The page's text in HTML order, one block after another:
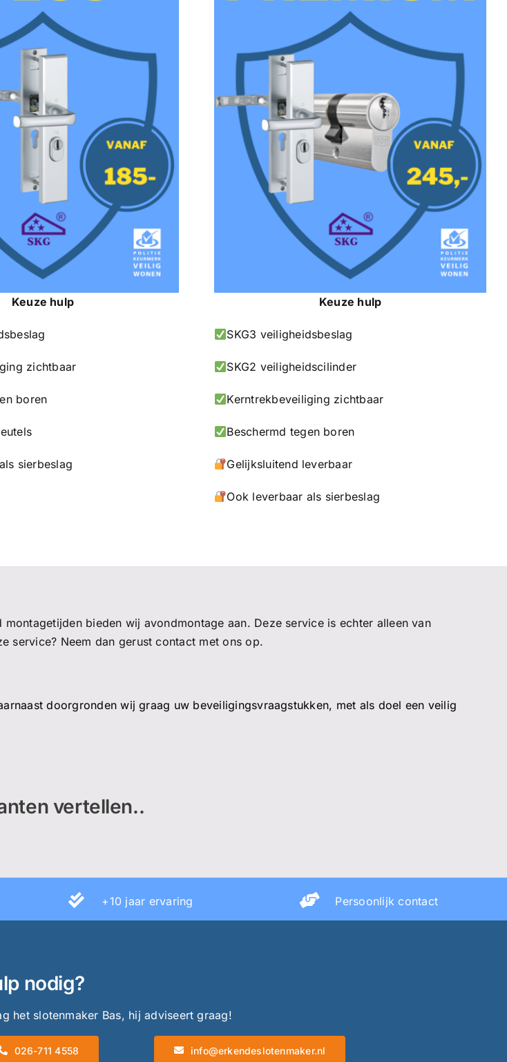
Keuze hulp
zichtbaar
boren
sierbeslag
Keuze hulp
SKG3 veiligheidsbeslag
SKG2 veiligheidscilinder
Kerntrekbeveiliging zichtbaar
Beschermd tegen boren
Gelijksluitend leverbaar
Ook leverbaar als sierbeslag
bieden wij avondmontage aan. Deze service is echter alleen van
service? Neem dan gerust contact met ons op.
doorgronden wij graag uw beveiligingsvraagstukken, met als doel een veilig
vertellen..
+10 jaar ervaring Persoonlijk contact
nodig?
het slotenmaker Bas, hij adviseert graag!
026-711 4558 info@erkendeslotenmaker.nl